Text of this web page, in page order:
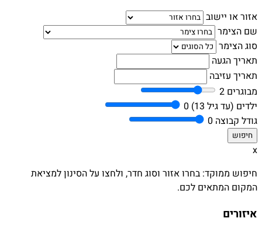
אזור או יישוב
שם הצימר
סוג הצימר
תאריך הגעה
תאריך עזיבה
מבוגרים 2
ילדים (עד גיל 13)
0
גודל קבוצה 0
x
חיפוש ממוקד: בחרו אזור וסוג חדר, ולחצו על הסינון למציאת
המקום המתאים לכם.
איזורים